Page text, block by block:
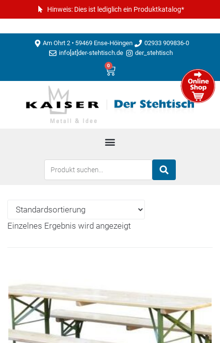
Hinweis: Dies ist lediglich ein Produktkatalog*
Am Ohrt 2 • 59469 Ense-Höingen
02933 909836-0
info[at]der-stehtisch.de
der_stehtisch
0
Einzelnes Ergebnis wird angezeigt